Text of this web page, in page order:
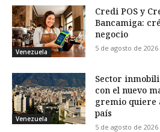
Venezuela
Credi POS y
Bancamiga:
negocio
5 de agosto de 2026
Venezuela
Sector
con el nuevo
gremio quiere
país
5 de agosto de 2026